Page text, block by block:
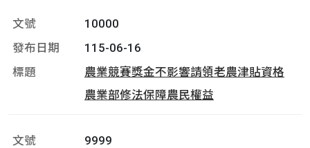
10000
115-06-16
農業競賽獎金不影響請領老農津貼資格
農業部修法保障農民權益
9999